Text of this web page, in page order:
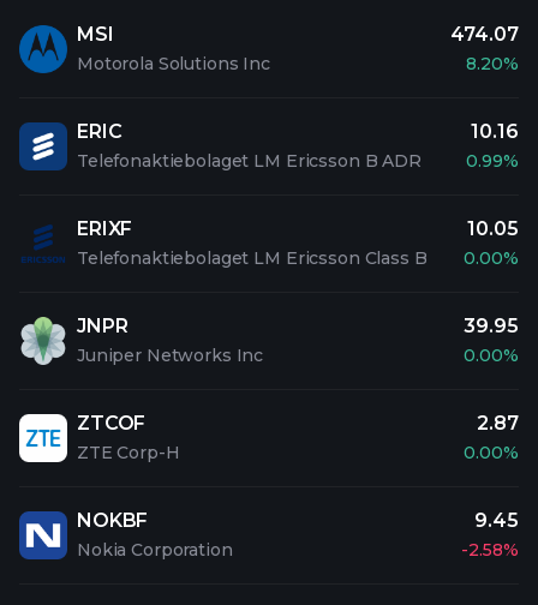
MSI
Motorola Solutions Inc
474.07
8.20%
ERIC
Telefonaktiebolaget LM Ericsson B ADR
10.16
0.99%
ERIXF
Telefonaktiebolaget LM Ericsson Class B
10.05
0.00%
JNPR
Juniper Networks Inc
39.95
0.00%
ZTCOF
ZTE Corp-H
2.87
0.00%
NOKBF
Nokia Corporation
9.45
-2.58%